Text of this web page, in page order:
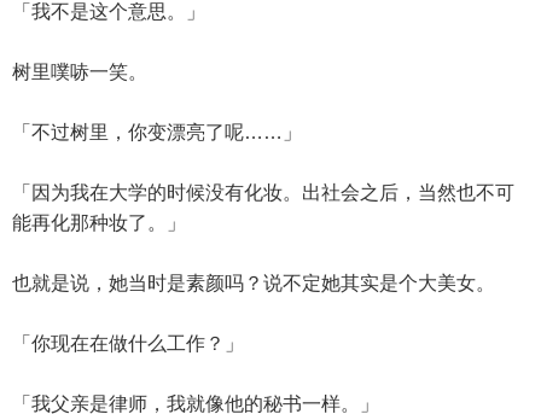
「我不是这个意思。」
树里噗哧一笑。
「不过树里，你变漂亮了呢……」
「因为我在大学的时候没有化妆。出社会之后，当然也不可
能再化那种妆了。」
也就是说，她当时是素颜吗？说不定她其实是个大美女。
「你现在在做什么工作？」
「我父亲是律师，我就像他的秘书一样。」